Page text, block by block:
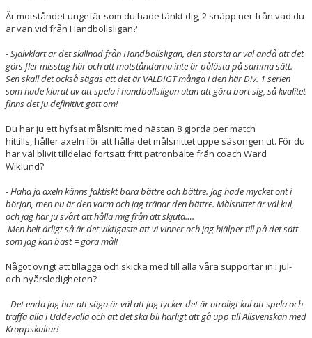
Är motståndet ungefär som du hade tänkt dig, 2 snäpp ner från vad du
är van vid från Handbollsligan?
- Självklart är det skillnad från Handbollsligan, den största är väl ändå att det
görs fler misstag här och att motståndarna inte är pålästa på samma sätt.
Sen skall det också sägas att det är VÄLDIGT många i den här Div. 1 serien
som hade klarat av att spela i handbollsligan utan att göra bort sig, så kvalitet
finns det ju definitivt gott om!
Du har ju ett hyfsat målsnitt med nästan 8 gjorda per match
hittills, håller axeln för att hålla det målsnittet uppe säsongen ut. För du
har väl blivit tilldelad fortsatt fritt patronbälte från coach Ward
Wiklund?
- Haha ja axeln känns faktiskt bara bättre och bättre. Jag hade mycket ont i
början, men nu är den varm och jag tränar den bättre. Målsnittet är väl kul,
och jag har ju svårt att hålla mig från att skjuta….
Men helt ärligt så är det viktigaste att vi vinner och jag hjälper till på det sätt
som jag kan bäst = göra mål!
Något övrigt att tillägga och skicka med till alla våra supportar in i jul-
och nyårsledigheten?
- Det enda jag har att säga är väl att jag tycker det är otroligt kul att spela och
träffa alla i Uddevalla och att det ska bli härligt att gå upp till Allsvenskan med
Kroppskultur!